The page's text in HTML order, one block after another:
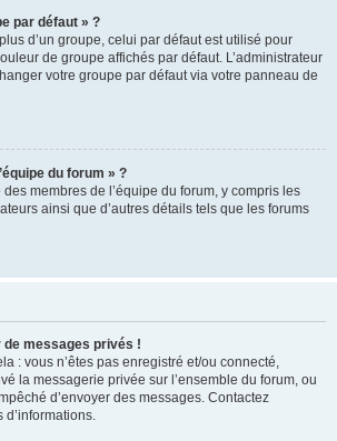
par défaut » ?
d’un groupe, celui par défaut est utilisé pour
de groupe affichés par défaut. L’administrateur
votre groupe par défaut via votre panneau de
du forum » ?
membres de l’équipe du forum, y compris les
ainsi que d’autres détails tels que les forums
messages privés !
: vous n’êtes pas enregistré et/ou connecté,
la messagerie privée sur l’ensemble du forum, ou
d’envoyer des messages. Contactez
d’informations.